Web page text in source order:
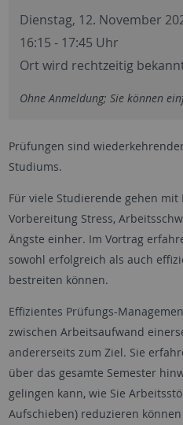
Dienstag, 12. November
16:15 - 17:45 Uhr
Ort wird rechtzeitig
Ohne Anmeldung; Sie können
Prüfungen sind
Studiums.
Für viele Studierende gehen
Vorbereitung Stress,
Ängste einher. Im Vortrag
sowohl erfolgreich als auch
bestreiten können.
Effizientes Prüfungs-
zwischen Arbeitsaufwand
andererseits zum Ziel. Sie
über das gesamte Semester
gelingen kann, wie Sie
Aufschieben) reduzieren